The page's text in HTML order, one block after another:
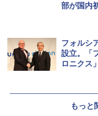
部が国内
フォルシ
設立。「
ロニクス
もっと